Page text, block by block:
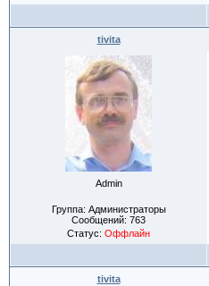
tivita
Admin
Группа: Администраторы
Сообщений: 763
Статус: Оффлайн
tivita